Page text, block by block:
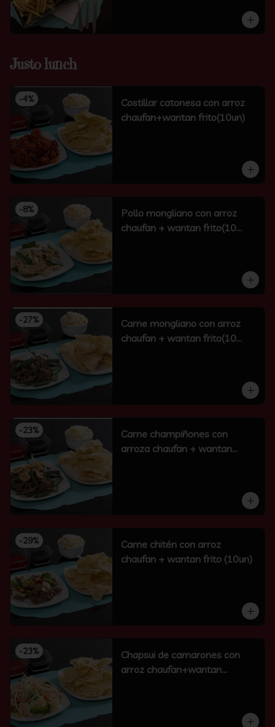
Justo lunch
-4%
Costillar catonesa con arroz
chaufan+wantan frito(10un)
-8%
Pollo mongliano con arroz
chaufan + wantan frito(10
-27%
Carne mongliano con arroz
chaufan + wantan frito(10
-23%
Carne champiñones con
arroza chaufan + wantan
-29%
Carne chitén con arroz
chaufan + wantan frito (10un)
-23%
Chapsui de camarones con
arroz chaufan+wantan